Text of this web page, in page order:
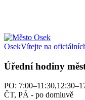
OsekVítejte na
Úřední hodiny
PO:
ČT, PÁ - po domluvě